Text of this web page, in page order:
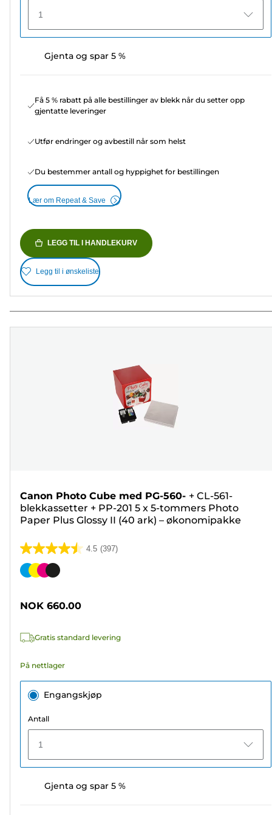
1
Gjenta og spar 5 %
Få 5 % rabatt på alle bestillinger av blekk når du setter opp
gjentatte leveringer
Utfør endringer og avbestill når som helst
Du bestemmer antall og hyppighet for bestillingen
Lær om Repeat & Save
LEGG TIL I HANDLEKURV
Legg til i ønskeliste
Canon Photo Cube med PG-560- + CL-561-
blekkassetter + PP-201 5 x 5-tommers Photo
Paper Plus Glossy II (40 ark) – økonomipakke
4.5 (397)
4.5
av
397
Fargekassett
NOK 660.00
Gratis standard levering
På nettlager
Engangskjøp
Antall
1
Gjenta og spar 5 %